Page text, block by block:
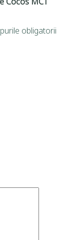
obligatorii